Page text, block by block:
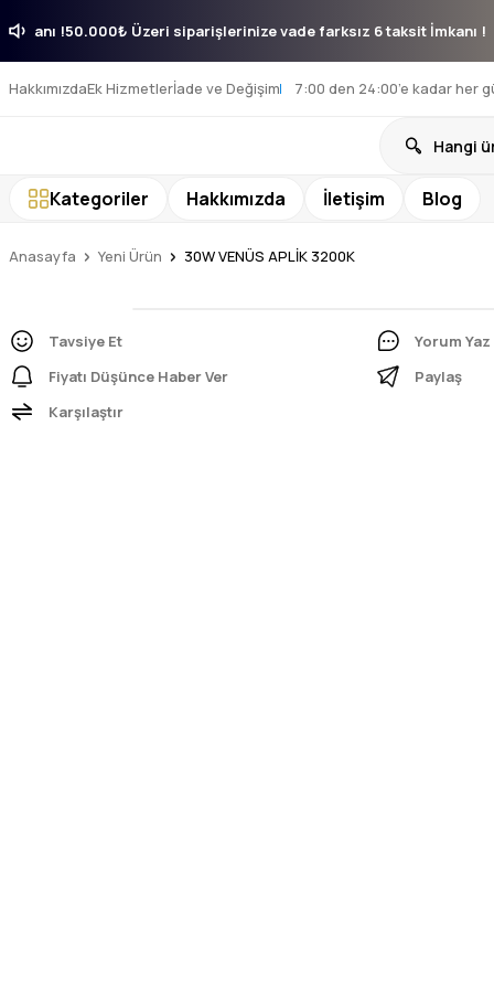
İmkanı !50.000₺ Üzeri siparişlerinize vade farksız 6 taksit
HakkımızdaEk Hizmetlerİade ve Değişim 7:00 den 24:00’e kadar her
Kategoriler Hakkımızda İletişim Blog
Anasayfa Yeni Ürün 30W VENÜS APLİK 3200K
Tavsiye Et
Yorum Yaz
Fiyatı Düşünce Haber Ver
Paylaş
Karşılaştır